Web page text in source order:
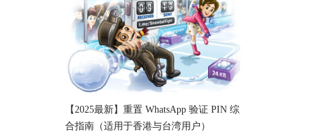
【2025最新】重置 WhatsApp 验证 PIN 综
合指南（适用于香港与台湾用户）